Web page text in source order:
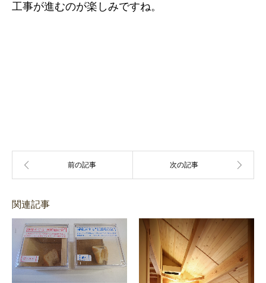
工事が進むのが楽しみですね。
関連記事